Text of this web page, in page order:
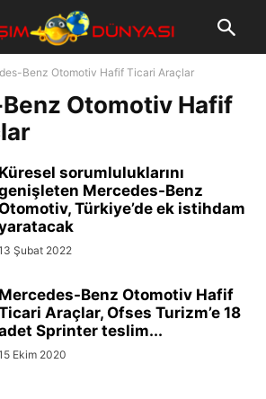
Benz Otomotiv Hafif Ticari Araçlar
Otomotiv Hafif
Küresel sorumluluklarını
Mercedes-Benz
Türkiye’de ek istihdam
Şubat 2022
Mercedes-Benz Otomotiv Hafif
Araçlar, Ofses Turizm’e 18
Sprinter teslim...
Ekim 2020